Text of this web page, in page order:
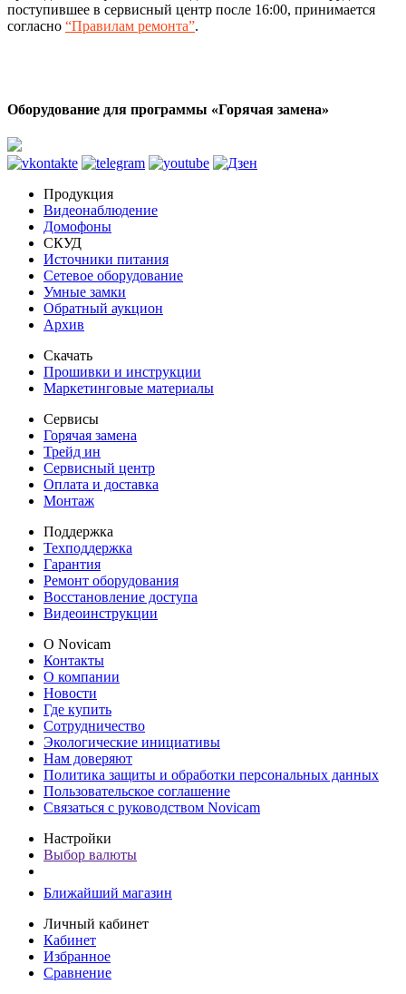
поступившее в сервисный центр после 16:00, принимается
согласно “Правилам ремонта”.
Оборудование для программы «Горячая замена»
Продукция
Видеонаблюдение
Домофоны
СКУД
Источники питания
Сетевое оборудование
Умные замки
Обратный аукцион
Архив
Скачать
Прошивки и инструкции
Маркетинговые материалы
Сервисы
Горячая замена
Трейд ин
Сервисный центр
Оплата и доставка
Монтаж
Поддержка
Техподдержка
Гарантия
Ремонт оборудования
Восстановление доступа
Видеоинструкции
О Novicam
Контакты
О компании
Новости
Где купить
Сотрудничество
Экологические инициативы
Нам доверяют
Политика защиты и обработки персональных данных
Пользовательское соглашение
Связаться с руководством Novicam
Настройки
Выбор валюты
Ближайший магазин
Личный кабинет
Кабинет
Избранное
Сравнение